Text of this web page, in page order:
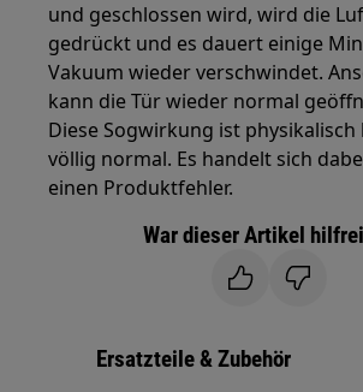
und geschlossen wird, wird die
gedrückt und es dauert einige
Vakuum wieder verschwindet.
kann die Tür wieder normal
Diese Sogwirkung ist
völlig normal. Es handelt sich
einen Produktfehler.
War dieser Artikel
Ersatzteile & Zubehör